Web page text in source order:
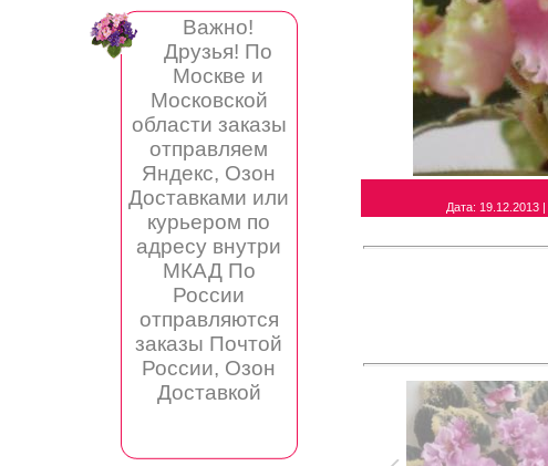
Важно!
Друзья! По
Москве и
Московской
области заказы
отправляем
Яндекс, Озон
Доставками или
курьером по
адресу внутри
МКАД По
России
отправляются
заказы Почтой
России, Озон
Доставкой
Дата: 19.12.2013 |